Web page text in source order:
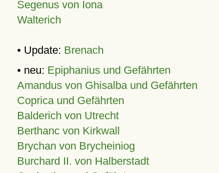
Segenus von Iona
Walterich
• Update: Brenach
• neu: Epiphanius und Gefährten
Amandus von Ghisalba und Gefährten
Coprica und Gefährten
Balderich von Utrecht
Berthanc von Kirkwall
Brychan von Brycheiniog
Burchard II. von Halberstadt